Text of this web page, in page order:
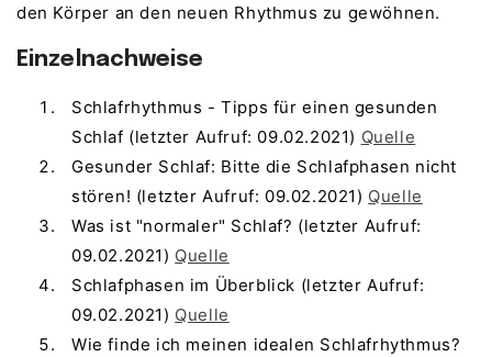
den Körper an den neuen Rhythmus zu gewöhnen.
Einzelnachweise
Schlafrhythmus - Tipps für einen gesunden
Schlaf (letzter Aufruf: 09.02.2021) Quelle
Gesunder Schlaf: Bitte die Schlafphasen nicht
stören! (letzter Aufruf: 09.02.2021) Quelle
Was ist "normaler" Schlaf? (letzter Aufruf:
09.02.2021) Quelle
Schlafphasen im Überblick (letzter Aufruf:
09.02.2021) Quelle
Wie finde ich meinen idealen Schlafrhythmus?